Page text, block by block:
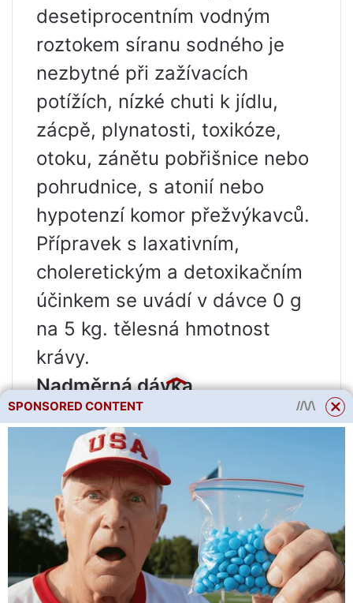
desetiprocentním vodným
roztokem síranu sodného je
nezbytné při zažívacích
potížích, nízké chuti k jídlu,
zácpě, plynatosti, toxikóze,
otoku, zánětu pobřišnice nebo
pohrudnice, s atonií nebo
hypotenzí komor přežvýkavců.
Přípravek s laxativním,
choleretickým a detoxikačním
účinkem se uvádí v dávce 0 g
na 5 kg. tělesná hmotnost
krávy.
Nadměrná dávka
Překrmená kráva se projevuje
různými symptomatickými
projevy: odvrací se od krmiva,
nežere, neustále pije vodu,
někdy se objevuje dušnost,
zvracení, silný zápach hojné
moči, kráva je neklidná, může
SPONSORED CONTENT